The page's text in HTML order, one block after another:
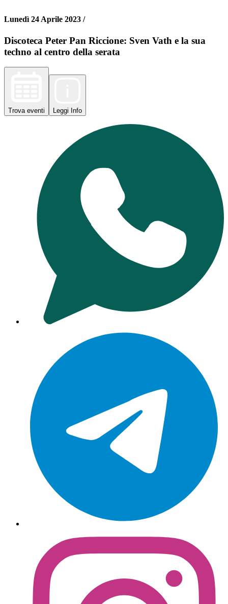
Lunedì 24 Aprile 2023 /
Discoteca Peter Pan Riccione: Sven Vath e la sua
techno al centro della serata
Trova eventi Leggi Info